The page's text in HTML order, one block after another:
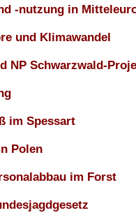
-nutzung in
und Klimawandel
NP Schwarzwald-
im Spessart
Polen
im Forst